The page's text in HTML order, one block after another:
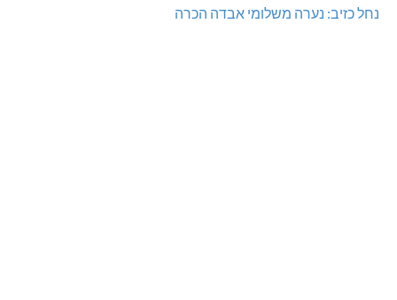
נחל כזיב: נערה משלומי אבדה הכרה